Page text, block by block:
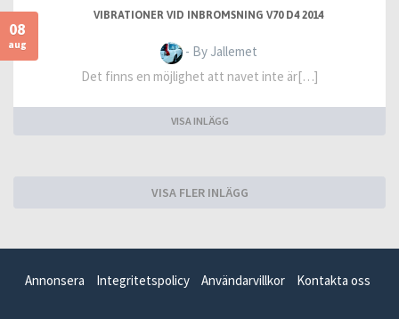
08
aug
VIBRATIONER VID INBROMSNING V70 D4 2014
- By Jallemet
Det finns en möjlighet att navet inte är[…]
VISA INLÄGG
VISA FLER INLÄGG
Annonsera Integritetspolicy Användarvillkor Kontakta oss